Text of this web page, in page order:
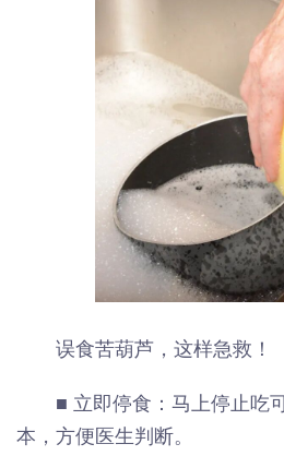
误食苦葫芦，这样急救！
■ 立即停食：马上停止吃
本，方便医生判断。